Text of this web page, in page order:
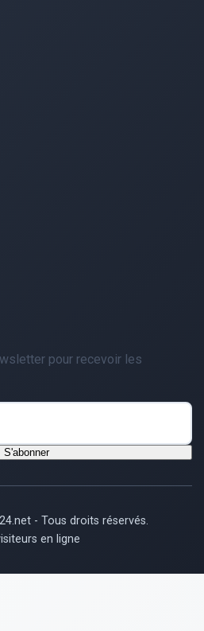
pour recevoir les
S'abonner
- Tous droits réservés.
en ligne